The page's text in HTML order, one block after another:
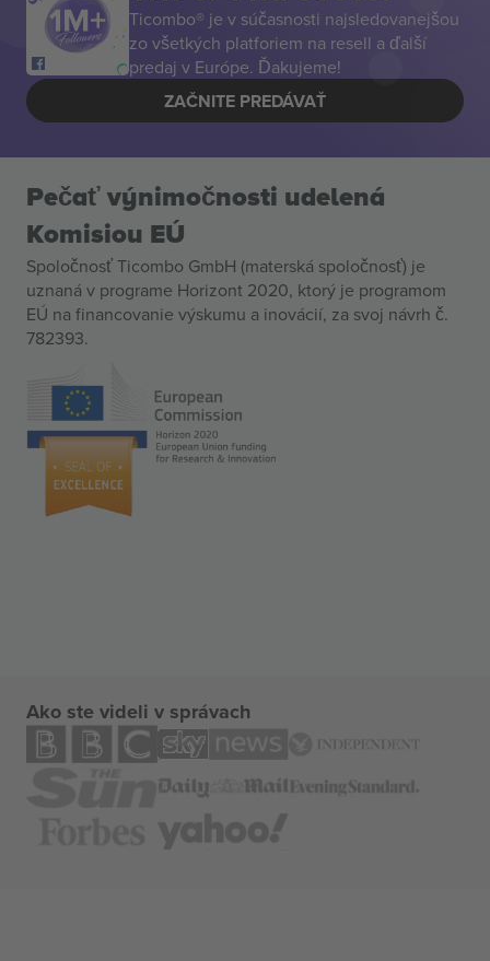
Ticombo® je v súčasnosti najsledovanejšou
zo všetkých platforiem na resell a ďalší
predaj v Európe. Ďakujeme!
ZAČNITE PREDÁVAŤ
Pečať výnimočnosti udelená
Komisiou EÚ
Spoločnosť Ticombo GmbH (materská spoločnosť) je
uznaná v programe Horizont 2020, ktorý je programom
EÚ na financovanie výskumu a inovácií, za svoj návrh č.
782393.
Ako ste videli v správach